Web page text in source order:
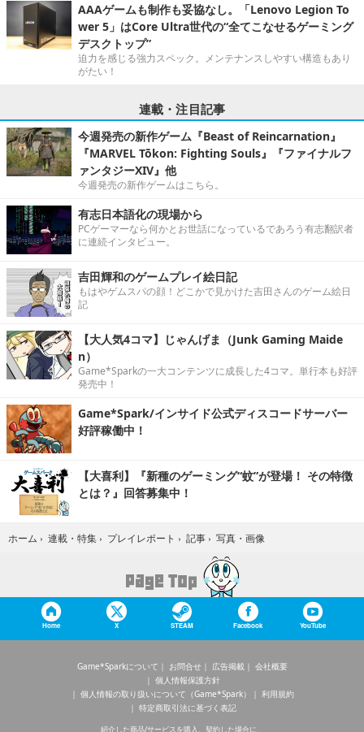
AAAゲームも制作も妥協なし。「Lenovo Legion To
wer 5」はCore Ultra世代の“全てこなせるゲーミング
デスクトップ”
迫力を感じる強力スペック。メンテナンスしやすい構造もあり
がたい！
連載・注目記事
今週発売の新作ゲーム『Beast of Reincarnation』
『MARVEL Tōkon: Fighting Souls』『ファイナルフ
ァンタジーXIV』他
今週発売の新作ゲームはこちら。
有志日本語化の現場から
PCゲーマーなら何かとお世話になっているであろう有志翻訳者
に連続インタビュー。
吉田輝和のゲームプレイ絵日記
もはやゲムスパの顔！どこかで見かけた吉田さんのゲーム絵日
記
【大人気4コマ】じゃんげま（Junk Gaming Maide
n）
Game*Sparkの一大コンテンツに成長した4コマ。単行本も好評
発売中！
Game*Spark/インサイド公式ディスコードサーバー
好評稼働中！
【大喜利】『新種のゲーミング“蚊”が登場！ その特徴
とは？』回答募集中！
ホーム › 連載・特集 › プレイレポート › 記事 › 写真・画像
Home X STEAM Facebook YouTube
Game*Sparkについて お問合せ 広告掲載
会社概要
個人情報保護方針
個人情報の取り扱いについて（Game*Spark）
利用規約
特定商取引法に基づく表記
紹介した商品/サービスを購入、契約した場合に、